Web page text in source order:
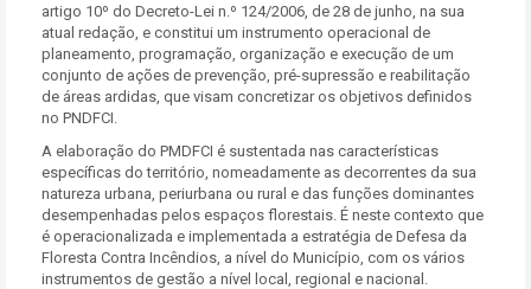
artigo 10º do Decreto-Lei n.º 124/2006, de 28 de junho, na sua
atual redação, e constitui um instrumento operacional de
planeamento, programação, organização e execução de um
conjunto de ações de prevenção, pré-supressão e reabilitação
de áreas ardidas, que visam concretizar os objetivos definidos
no PNDFCI.
A elaboração do PMDFCI é sustentada nas características
específicas do território, nomeadamente as decorrentes da sua
natureza urbana, periurbana ou rural e das funções dominantes
desempenhadas pelos espaços florestais. É neste contexto que
é operacionalizada e implementada a estratégia de Defesa da
Floresta Contra Incêndios, a nível do Município, com os vários
instrumentos de gestão a nível local, regional e nacional.